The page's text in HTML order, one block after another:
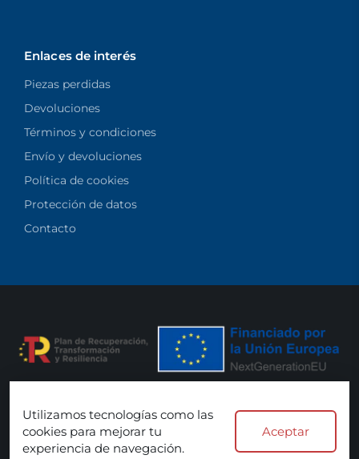
Enlaces de interés
Piezas perdidas
Devoluciones
Términos y condiciones
Envío y devoluciones
Política de cookies
Protección de datos
Contacto
Utilizamos tecnologías como las
cookies para mejorar tu
experiencia de navegación.
Aceptar